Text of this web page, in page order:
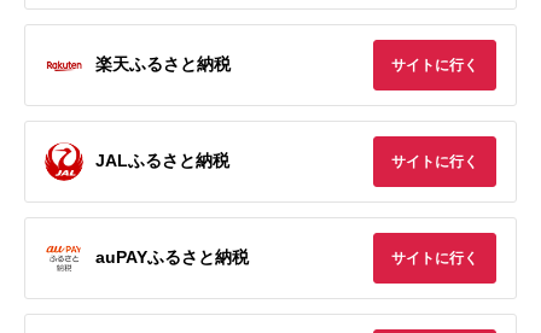
楽天ふるさと納税 サイトに行く
JALふるさと納税 サイトに行く
auPAYふるさと納税 サイトに行く